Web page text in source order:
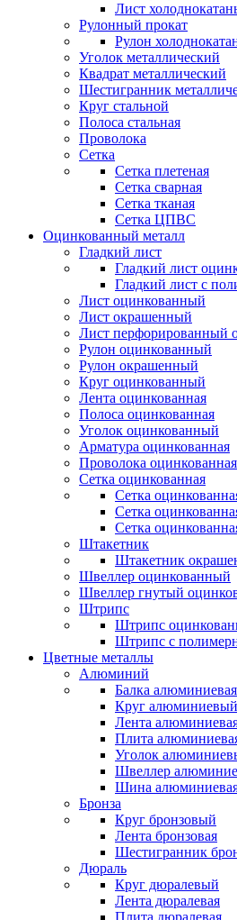
Лист
Рулонный прокат
Рулон
Уголок металлический
Квадрат металлический
Шестигранник
Круг стальной
Полоса стальная
Проволока
Сетка
Сетка плетеная
Сетка сварная
Сетка тканая
Сетка ЦПВС
Оцинкованный металл
Гладкий лист
Гладкий лист
Гладкий лист с
Лист оцинкованный
Лист окрашенный
Лист перфорированный
Рулон оцинкованный
Рулон окрашенный
Круг оцинкованный
Лента оцинкованная
Полоса оцинкованная
Уголок оцинкованный
Арматура оцинкованная
Проволока оцинкованная
Сетка оцинкованная
Сетка
Сетка
Сетка
Штакетник
Штакетник
Швеллер оцинкованный
Швеллер гнутый
Штрипс
Штрипс
Штрипс с
Цветные металлы
Алюминий
Балка алюминиевая
Круг алюминиевый
Лента
Плита
Уголок
Швеллер
Шина
Бронза
Круг бронзовый
Лента бронзовая
Шестигранник
Дюраль
Круг дюралевый
Лента дюралевая
Плита дюралевая